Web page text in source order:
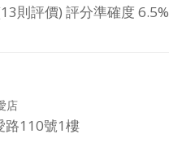
則評價) 評分準確度 6.5%
店
路110號1樓